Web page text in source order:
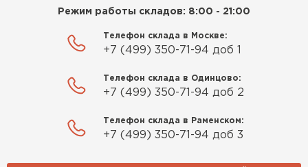
Режим работы складов: 8:00 - 21:00
Телефон склада в Москве:
+7 (499) 350-71-94 доб 1
Телефон склада в Одинцово:
+7 (499) 350-71-94 доб 2
Телефон склада в Раменском:
+7 (499) 350-71-94 доб 3